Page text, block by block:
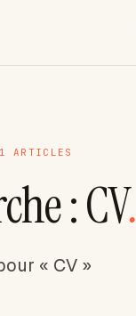
ARTICLES
: CV.
« CV »